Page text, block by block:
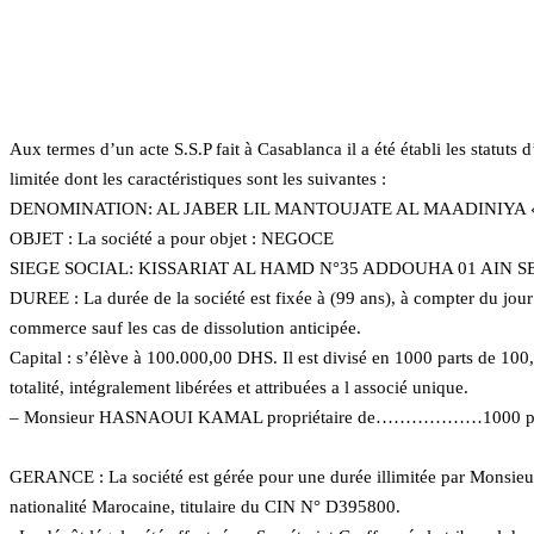
Aux termes d’un acte S.S.P fait à Casablanca il a été établi les statuts
limitée dont les caractéristiques sont les suivantes :
DENOMINATION: AL JABER LIL MANTOUJATE AL MAADINIYA
OBJET : La société a pour objet : NEGOCE
SIEGE SOCIAL: KISSARIAT AL HAMD N°35 ADDOUHA 01 AIN
DUREE : La durée de la société est fixée à (99 ans), à compter du
commerce sauf les cas de dissolution anticipée.
Capital : s’élève à 100.000,00 DHS. Il est divisé en 1000 parts de
totalité, intégralement libérées et attribuées a l associé unique.
– Monsieur HASNAOUI KAMAL propriétaire de………………1000
GERANCE : La société est gérée pour une durée illimitée par
nationalité Marocaine, titulaire du CIN N° D395800.